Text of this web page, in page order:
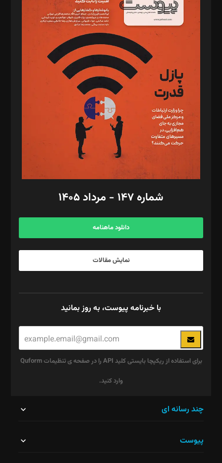
د‌بیر خدمت و تجارت: ابوالفضل رجبی
د‌بیر حقوق فناوری: حسام‌الدین ایپکچی
د‌بیر پیوست جهان: مینا پاکدل
د‌بیر تحریریه آنلاین: بابک نقاش
تحریریه‌: مجتبی محمود‌ی، آرش برهمند، یسنا امان‌پور، سروش کرمیان،
مصطفی مسجدی آرانی، ابوالفضل رجبی، زهرا فکرانه، فائزه فتحی
رستمی،مصطفی باستان
ویرایش: نگار استاد‌‌آقا
طراح یونیفرم: مجید توکلی
فیلمبرداری و عکاسی: امیر شفیعی، مانی لطفی زاده
گرافیک و صفحه‌آرایی: سید‌سبحان‌علی ثابت
مد‌یر توسعه تجاری: کامبیز برید‌
امور مالی: شاپور رهبری، محمد‌ کاظمی‌نیا
آگهی و مشترکین: ۰۹۱۹۹۹۹۰۴۵۴
شماره ۱۴۷ - مرداد ۱۴۰۵
دانلود ماهنامه
نمایش مقالات
با خبرنامه پیوست، به روز بمانید
برای استفاده از ریکپچا بایستی کلید API را در صفحه ی تنظیمات Quform
وارد کنید.
نباید
چند رسانه ای
پیوست